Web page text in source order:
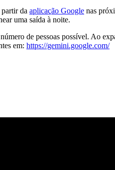
da aplicação Google nas
uma saída à noite.
de pessoas possível. Ao
em: https://gemini.google.com/